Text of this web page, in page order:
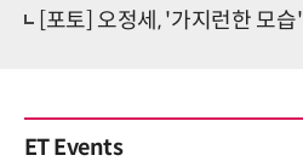
[포토] 오정세, '가지런한 모습'
ET Events